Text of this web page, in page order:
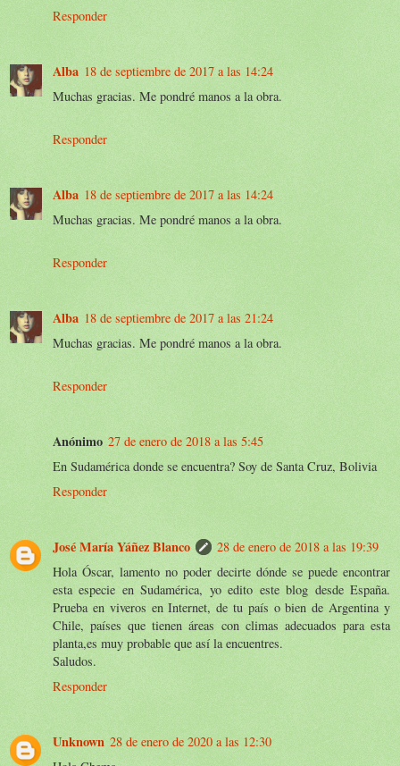
Responder
Alba 18 de septiembre de 2017 a las 14:24
Muchas gracias. Me pondré manos a la obra.
Responder
Alba 18 de septiembre de 2017 a las 14:24
Muchas gracias. Me pondré manos a la obra.
Responder
Alba 18 de septiembre de 2017 a las 21:24
Muchas gracias. Me pondré manos a la obra.
Responder
Anónimo 27 de enero de 2018 a las 5:45
En Sudamérica donde se encuentra? Soy de Santa Cruz, Bolivia
Responder
José María Yáñez Blanco
28 de enero de 2018 a las 19:39
Hola Óscar, lamento no poder decirte dónde se puede encontrar
esta especie en Sudamérica, yo edito este blog desde España.
Prueba en viveros en Internet, de tu país o bien de Argentina y
Chile, países que tienen áreas con climas adecuados para esta
planta,es muy probable que así la encuentres.
Saludos.
Responder
Unknown 28 de enero de 2020 a las 12:30